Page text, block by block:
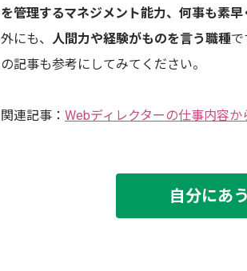
を管理するマネジメント能力、何事も素
外にも、 人間力や経験がものを言う職種で
の記事も参考にしてみてください。
関連記事： Webディレクターの仕事内容
自分にあ